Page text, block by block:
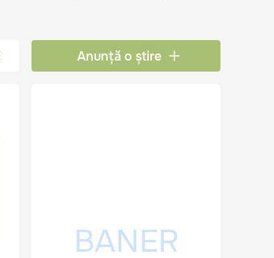
Anunță o știre